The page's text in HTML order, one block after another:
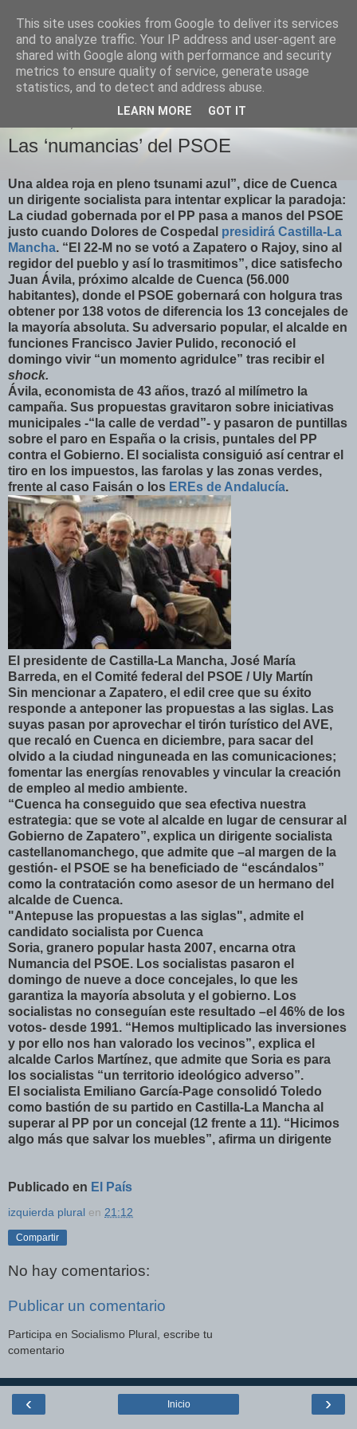
Izquierda Plural
Desde Cuenca para el mundo
Las ‘numancias’ del PSOE
Una aldea roja en pleno tsunami azul”, dice de Cuenca
un dirigente socialista para intentar explicar la paradoja:
La ciudad gobernada por el PP pasa a manos del PSOE
justo cuando Dolores de Cospedal presidirá Castilla-La
Mancha. “El 22-M no se votó a Zapatero o Rajoy, sino al
regidor del pueblo y así lo trasmitimos”, dice satisfecho
Juan Ávila, próximo alcalde de Cuenca (56.000
habitantes), donde el PSOE gobernará con holgura tras
obtener por 138 votos de diferencia los 13 concejales de
la mayoría absoluta. Su adversario popular, el alcalde en
funciones Francisco Javier Pulido, reconoció el
domingo vivir “un momento agridulce” tras recibir el
shock.
Ávila, economista de 43 años, trazó al milímetro la
campaña. Sus propuestas gravitaron sobre iniciativas
municipales -“la calle de verdad”- y pasaron de puntillas
sobre el paro en España o la crisis, puntales del PP
contra el Gobierno. El socialista consiguió así centrar el
tiro en los impuestos, las farolas y las zonas verdes,
frente al caso Faisán o los EREs de Andalucía.
El presidente de Castilla-La Mancha, José María
Barreda, en el Comité federal del PSOE / Uly Martín
Sin mencionar a Zapatero, el edil cree que su éxito
responde a anteponer las propuestas a las siglas. Las
suyas pasan por aprovechar el tirón turístico del AVE,
que recaló en Cuenca en diciembre, para sacar del
olvido a la ciudad ninguneada en las comunicaciones;
fomentar las energías renovables y vincular la creación
de empleo al medio ambiente.
“Cuenca ha conseguido que sea efectiva nuestra
estrategia: que se vote al alcalde en lugar de censurar al
Gobierno de Zapatero”, explica un dirigente socialista
castellanomanchego, que admite que –al margen de la
gestión- el PSOE se ha beneficiado de “escándalos”
como la contratación como asesor de un hermano del
alcalde de Cuenca.
"Antepuse las propuestas a las siglas", admite el
candidato socialista por Cuenca
Soria, granero popular hasta 2007, encarna otra
Numancia del PSOE. Los socialistas pasaron el
domingo de nueve a doce concejales, lo que les
garantiza la mayoría absoluta y el gobierno. Los
socialistas no conseguían este resultado –el 46% de los
votos- desde 1991. “Hemos multiplicado las inversiones
y por ello nos han valorado los vecinos”, explica el
alcalde Carlos Martínez, que admite que Soria es para
los socialistas “un territorio ideológico adverso”.
El socialista Emiliano García-Page consolidó Toledo
como bastión de su partido en Castilla-La Mancha al
superar al PP por un concejal (12 frente a 11). “Hicimos
algo más que salvar los muebles”, afirma un dirigente
Publicado en El País
izquierda plural en 21:12
Compartir
No hay comentarios:
Publicar un comentario
Participa en Socialismo Plural, escribe tu
comentario
‹ ›
Inicio
This site uses cookies from Google to deliver its services
and to analyze traffic. Your IP address and user-agent are
shared with Google along with performance and security
metrics to ensure quality of service, generate usage
statistics, and to detect and address abuse.
LEARN MORE GOT IT